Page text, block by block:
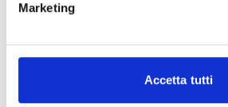
Marketing
Accetta tutti
Attenzione!Per supportare gli
presentazione delle proposte e